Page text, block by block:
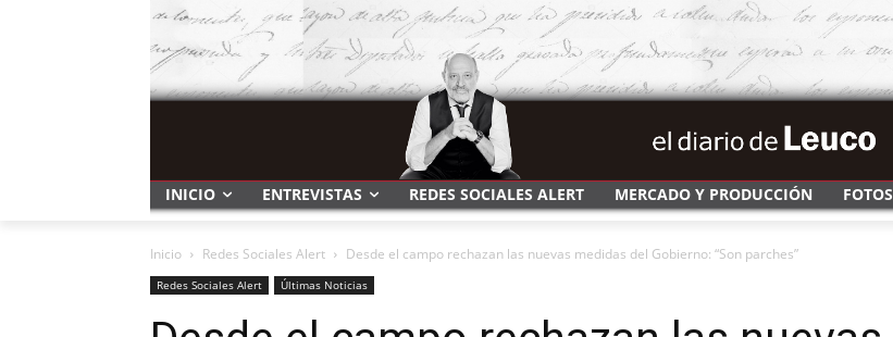
INICIO ENTREVISTAS REDES SOCIALES ALERT MERCADO Y PRODUCCIÓN FOTOS
Inicio Redes Sociales Alert Desde el campo rechazan las nuevas medidas del Gobierno: “Son parches”
Redes Sociales Alert Últimas Noticias